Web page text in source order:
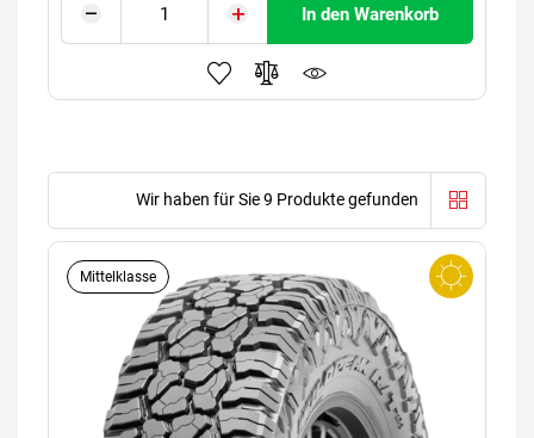
In den Warenkorb
Wir haben für Sie 9 Produkte gefunden
Mittelklasse